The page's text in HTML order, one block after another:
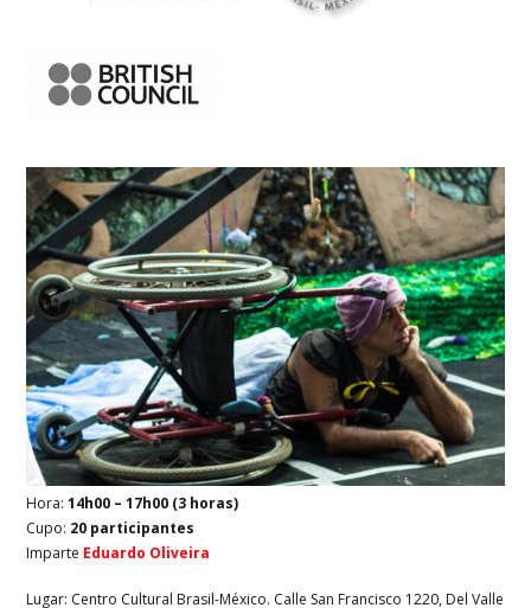
Hora:14h00 – 17h00 (3 horas)
Cupo: 20 participantes
Imparte Eduardo Oliveira
Lugar: Centro Cultural Brasil-México. Calle San Francisco 1220, Del Valle